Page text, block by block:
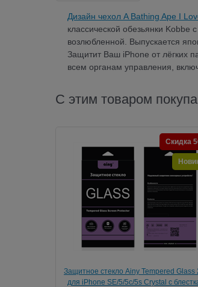
Дизайн чехол A Bathing Ape I
классической обезьянки
возлюбленной. Выпускается
Защитит Ваш iPhone от лёгких
всем органам управления,
С этим товаром
Защитное стекло Ainy Tempered Glass
для iPhone SE/5/5c/5s Crystal с
Скидка